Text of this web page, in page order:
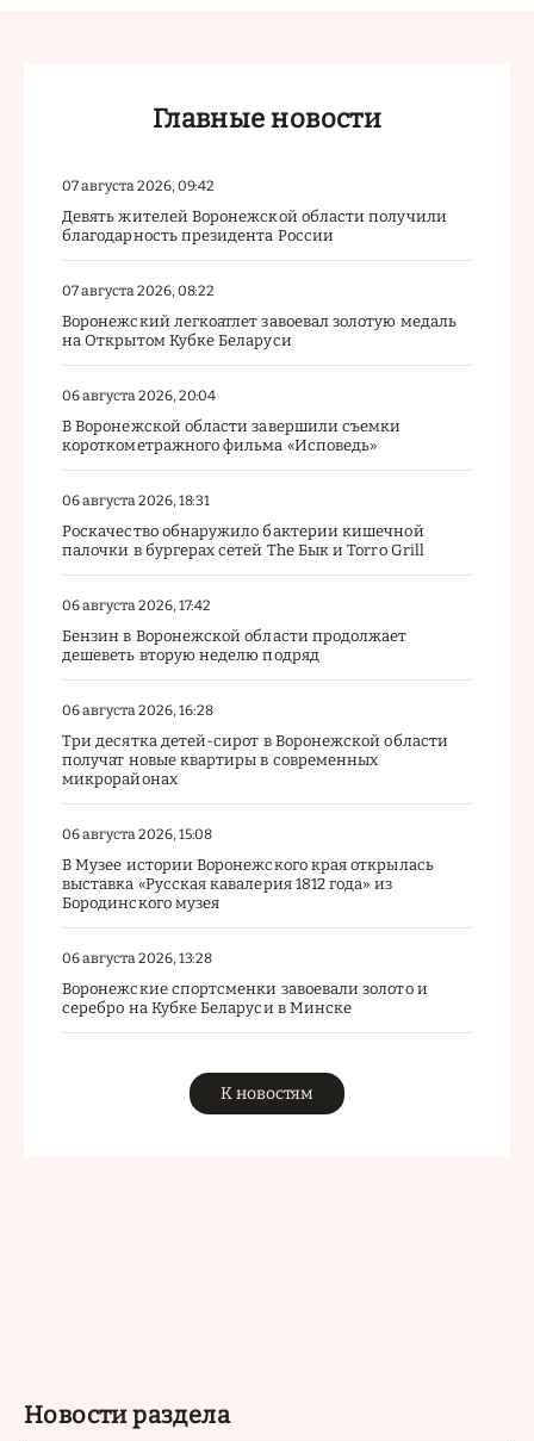
Главные новости
07 августа 2026, 09:42
Девять жителей Воронежской области получили
благодарность президента России
07 августа 2026, 08:22
Воронежский легкоатлет завоевал золотую медаль
на Открытом Кубке Беларуси
06 августа 2026, 20:04
В Воронежской области завершили съемки
короткометражного фильма «Исповедь»
06 августа 2026, 18:31
Роскачество обнаружило бактерии кишечной
палочки в бургерах сетей The Бык и Torro Grill
06 августа 2026, 17:42
Бензин в Воронежской области продолжает
дешеветь вторую неделю подряд
06 августа 2026, 16:28
Три десятка детей-сирот в Воронежской области
получат новые квартиры в современных
микрорайонах
06 августа 2026, 15:08
В Музее истории Воронежского края открылась
выставка «Русская кавалерия 1812 года» из
Бородинского музея
06 августа 2026, 13:28
Воронежские спортсменки завоевали золото и
серебро на Кубке Беларуси в Минске
К новостям
Новости раздела